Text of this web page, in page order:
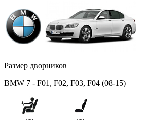
Размер дворников
BMW 7 - F01, F02, F03, F04 (08-15)